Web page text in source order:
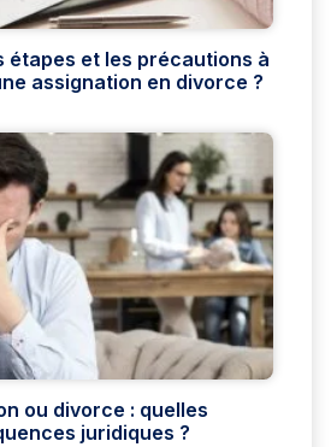
étapes et les précautions à
assignation en divorce ?
ou divorce : quelles
juridiques ?